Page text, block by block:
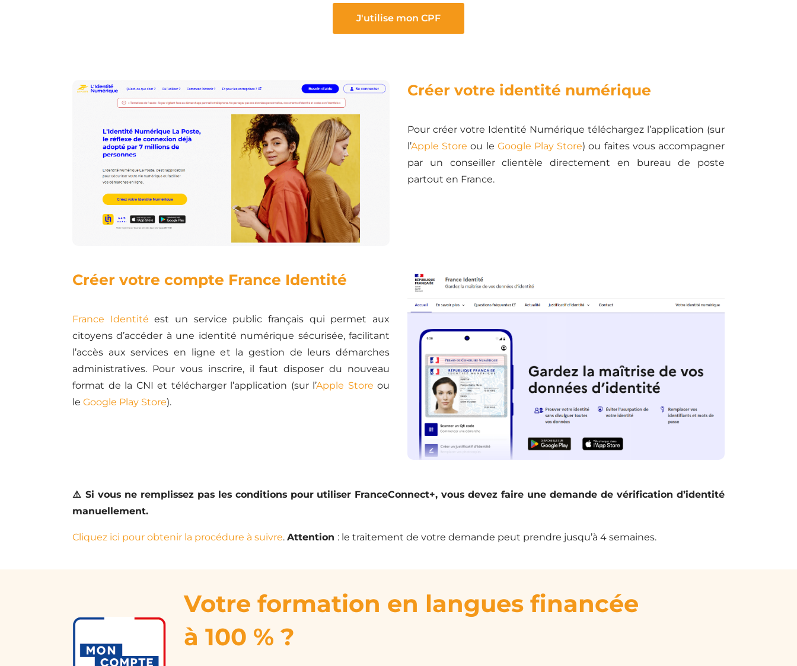
J'utilise mon CPF
Créer votre identité numérique
Pour créer votre Identité Numérique téléchargez l’application (sur
l’Apple Store ou le Google Play Store) ou faites vous accompagner
par un conseiller clientèle directement en bureau de poste
partout en France.
Créer votre compte France Identité
France Identité est un service public français qui permet aux
citoyens d’accéder à une identité numérique sécurisée, facilitant
l’accès aux services en ligne et la gestion de leurs démarches
administratives. Pour vous inscrire, il faut disposer du nouveau
format de la CNI et télécharger l’application (sur l’Apple Store ou
le Google Play Store).
⚠️ Si vous ne remplissez pas les conditions pour utiliser FranceConnect+, vous devez faire une demande de vérification d’identité
manuellement.
Cliquez ici pour obtenir la procédure à suivre. Attention : le traitement de votre demande peut prendre jusqu’à 4 semaines.
Votre formation en langues financée
à 100 % ?